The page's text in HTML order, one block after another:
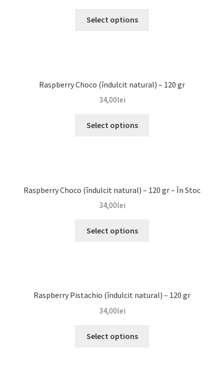
Select options
Raspberry Choco (îndulcit natural) – 120 gr
34,00lei
Select options
Raspberry Choco (îndulcit natural) – 120 gr – În Stoc
34,00lei
Select options
Raspberry Pistachio (îndulcit natural) – 120 gr
34,00lei
Select options